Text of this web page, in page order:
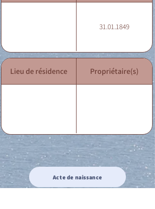
31.01.1849
Lieu de résidence Propriétaire(s)
Acte de naissance